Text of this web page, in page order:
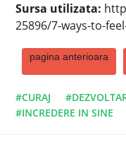
Sursa utilizata:
25896/7-ways-to-
pagina anterioara
#CURAJ
#INCREDERE IN SINE